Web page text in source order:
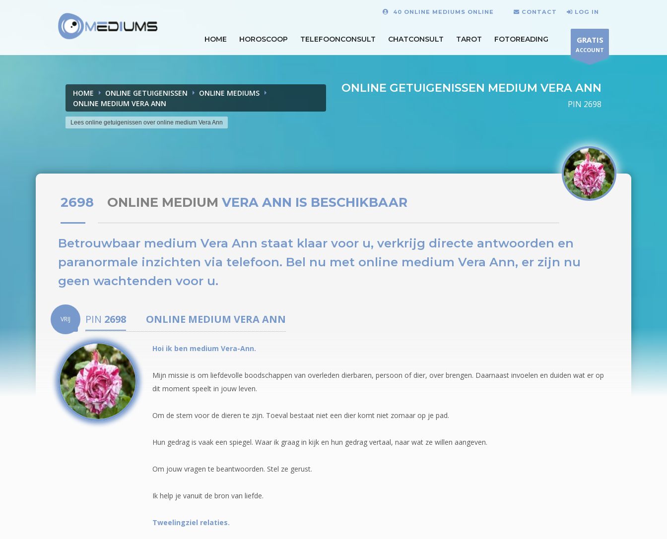
40 ONLINE MEDIUMS ONLINE CONTACT LOG IN
HOME HOROSCOOP TELEFOONCONSULT CHATCONSULT TAROT FOTOREADING GRATIS
ACCOUNT
HOME ONLINE GETUIGENISSEN
ONLINE MEDIUMS
ONLINE MEDIUM VERA ANN
Lees online getuigenissen over online medium Vera Ann
ONLINE GETUIGENISSEN MEDIUM VERA ANN
PIN 2698
2698 ONLINE MEDIUM VERA ANN IS BESCHIKBAAR
Betrouwbaar medium Vera Ann staat klaar voor u, verkrijg directe antwoorden en
paranormale inzichten via telefoon. Bel nu met online medium Vera Ann, er zijn nu
geen wachtenden voor u.
VRIJ PIN 2698 ONLINE MEDIUM VERA ANN
Hoi ik ben medium Vera-Ann.
Mijn missie is om liefdevolle boodschappen van overleden dierbaren, persoon of dier, over brengen. Daarnaast invoelen en duiden wat er op
dit moment speelt in jouw leven.
Om de stem voor de dieren te zijn. Toeval bestaat niet een dier komt niet zomaar op je pad.
Hun gedrag is vaak een spiegel. Waar ik graag in kijk en hun gedrag vertaal, naar wat ze willen aangeven.
Om jouw vragen te beantwoorden. Stel ze gerust.
Ik help je vanuit de bron van liefde.
Tweelingziel relaties.